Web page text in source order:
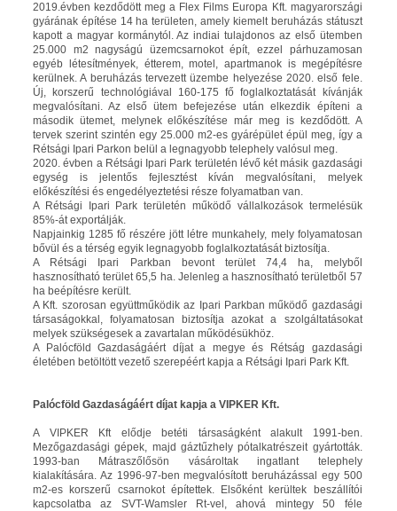
2019.évben kezdődött meg a Flex Films Europa Kft. magyarországi
gyárának építése 14 ha területen, amely kiemelt beruházás státuszt
kapott a magyar kormánytól. Az indiai tulajdonos az első ütemben
25.000 m2 nagyságú üzemcsarnokot épít, ezzel párhuzamosan
egyéb létesítmények, étterem, motel, apartmanok is megépítésre
kerülnek. A beruházás tervezett üzembe helyezése 2020. első fele.
Új, korszerű technológiával 160-175 fő foglalkoztatását kívánják
megvalósítani. Az első ütem befejezése után elkezdik építeni a
második ütemet, melynek előkészítése már meg is kezdődött. A
tervek szerint szintén egy 25.000 m2-es gyárépület épül meg, így a
Rétsági Ipari Parkon belül a legnagyobb telephely valósul meg.
2020. évben a Rétsági Ipari Park területén lévő két másik gazdasági
egység is jelentős fejlesztést kíván megvalósítani, melyek
előkészítési és engedélyeztetési része folyamatban van.
A Rétsági Ipari Park területén működő vállalkozások termelésük
85%-át exportálják.
Napjainkig 1285 fő részére jött létre munkahely, mely folyamatosan
bővül és a térség egyik legnagyobb foglalkoztatását biztosítja.
A Rétsági Ipari Parkban bevont terület 74,4 ha, melyből
hasznosítható terület 65,5 ha. Jelenleg a hasznosítható területből 57
ha beépítésre került.
A Kft. szorosan együttműködik az Ipari Parkban működő gazdasági
társaságokkal, folyamatosan biztosítja azokat a szolgáltatásokat
melyek szükségesek a zavartalan működésükhöz.
A Palócföld Gazdaságáért díjat a megye és Rétság gazdasági
életében betöltött vezető szerepéért kapja a Rétsági Ipari Park Kft.
Palócföld Gazdaságáért díjat kapja a VIPKER Kft.
A VIPKER Kft elődje betéti társaságként alakult 1991-ben.
Mezőgazdasági gépek, majd gáztűzhely pótalkatrészeit gyártották.
1993-ban Mátraszőlősön vásároltak ingatlant telephely
kialakítására. Az 1996-97-ben megvalósított beruházással egy 500
m2-es korszerű csarnokot építettek. Elsőként kerültek beszállítói
kapcsolatba az SVT-Wamsler Rt-vel, ahová mintegy 50 féle